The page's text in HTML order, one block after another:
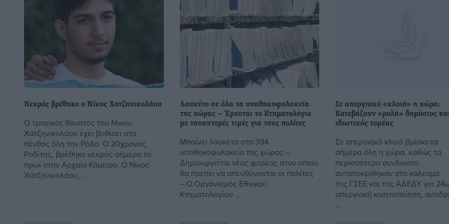
Νεκρός βρέθηκε ο Νίκος Χατζηνικολάου
Ο τραγικός θάνατος του Νίκου
Χατζηνικολάου έχει βυθίσει στο
πένθος όλη την Ρόδο. Ο 20χρονος
Ροδίτης, βρέθηκε νεκρός σήμερα το
πρωί στην Αρχαία Κάμειρο. Ο Νίκος
Χατζηνικολάου, ...
Λουκέτο σε όλα τα υποθηκοφυλακεία
της χώρας – Έρχεται το Κτηματολόγιο
με τσουχτερές τιμές για τους πολίτες
Μπαίνει λουκέτο στα 394
υποθηκοφυλακεία της χώρας –
Δημιουργείται νέος φορέας στον οποίο
θα πρέπει να απευθύνονται οι πολίτες
– Ο Οργανισμός Εθνικού
Κτηματολογίου ...
Σε απεργιακό «κλοιό» η χώρα:
Κατεβάζουν «ρολά» δημόσιος
ιδιωτικός τομέας
Σε απεργιακό κλοιό βρίσκεται
σήμερα όλη η χώρα, καθώς τα
περισσότερα συνδικάτα
ανταποκρίθηκαν στο κάλεσμα
της ΓΣΕΕ και της ΑΔΕΔΥ για
απεργιακή κινητοποίηση,
...